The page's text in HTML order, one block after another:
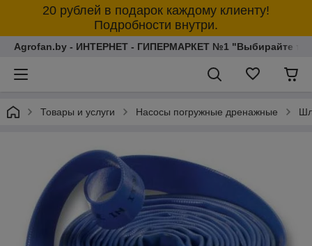
20 рублей в подарок каждому клиенту!
Подробности внутри.
Agrofan.by - ИНТЕРНЕТ - ГИПЕРМАРКЕТ №1 "Выбирайте
Товары и услуги Насосы погружные дренажные